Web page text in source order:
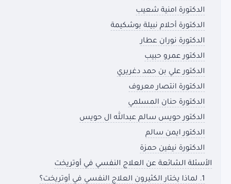
الدكتورة امنية شعيب
الدكتورة أحلام نبيلة بوشكيمة
الدكتورة نوران عطار
الدكتور عمرو حبيب
الدكتور علي بن حمد دغريري
الدكتورة انتصار معروف
الدكتورة حنان المسلمي
الدكتور حويس سالم عبدالله ال حويس
الدكتور ايمن سالم
الدكتورة نيفين حمزة
الأسئلة الشائعة عن العلاج النفسي في أوتريخت
1. لماذا يختار الكثيرون العلاج النفسي في أوتريخت؟